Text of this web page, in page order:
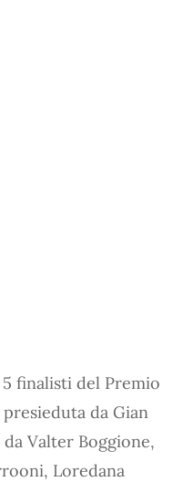
finalisti del Premio
presieduta da Gian
Valter Boggione,
Loredana